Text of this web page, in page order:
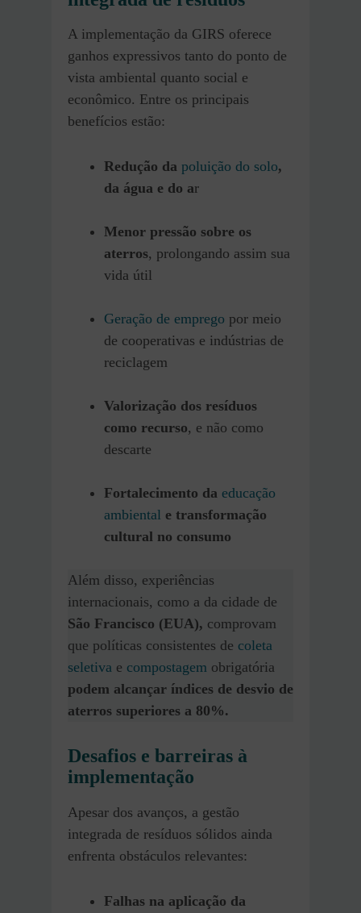
A implementação da GIRS oferece
ganhos expressivos tanto do ponto de
vista ambiental quanto social e
econômico. Entre os principais
benefícios estão:
Redução da poluição do solo,
da água e do ar
Menor pressão sobre os
aterros, prolongando assim sua
vida útil
Geração de emprego por meio
de cooperativas e indústrias de
reciclagem
Valorização dos resíduos
como recurso, e não como
descarte
Fortalecimento da educação
ambiental e transformação
cultural no consumo
Além disso, experiências
internacionais, como a da cidade de
São Francisco (EUA), comprovam
que políticas consistentes de coleta
seletiva e compostagem obrigatória
podem alcançar índices de desvio de
aterros superiores a 80%.
Desafios e barreiras à
implementação
Apesar dos avanços, a gestão
integrada de resíduos sólidos ainda
enfrenta obstáculos relevantes:
Falhas na aplicação da